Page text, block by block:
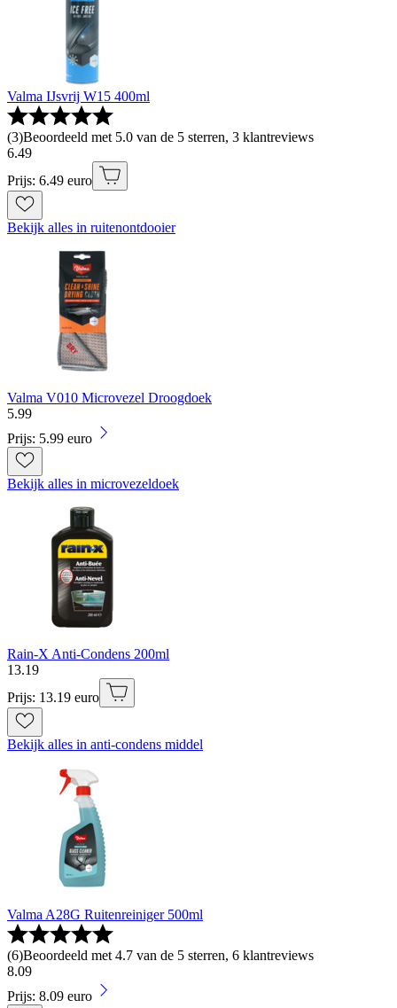
Valma IJsvrij W15 400ml
(3)Beoordeeld met 5.0 van de 5 sterren, 3 klantreviews
6.49
Prijs: 6.49 euro
Bekijk alles in ruitenontdooier
Valma V010 Microvezel Droogdoek
5.99
Prijs: 5.99 euro
Bekijk alles in microvezeldoek
Rain-X Anti-Condens 200ml
13.19
Prijs: 13.19 euro
Bekijk alles in anti-condens middel
Valma A28G Ruitenreiniger 500ml
(6)Beoordeeld met 4.7 van de 5 sterren, 6 klantreviews
8.09
Prijs: 8.09 euro